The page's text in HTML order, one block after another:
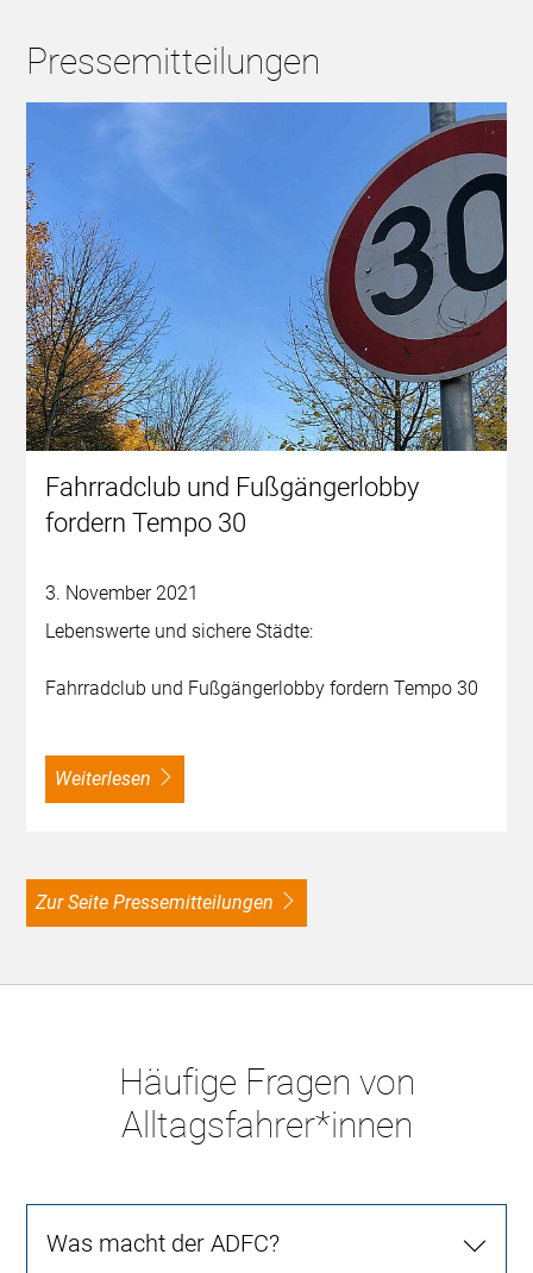
Pressemitteilungen
Fahrradclub und Fußgängerlobby
fordern Tempo 30
3. November 2021
Lebenswerte und sichere Städte:
Fahrradclub und Fußgängerlobby fordern Tempo 30
weiterlesen
zur Seite Pressemitteilungen
Häufige Fragen von
Alltagsfahrer*innen
Was macht der ADFC?